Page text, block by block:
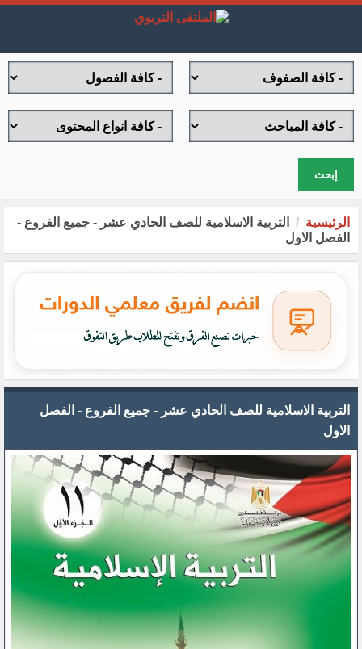
إبحث
الرئيسية
التربية الاسلامية للصف الحادي عشر - جميع الفروع -
الفصل الاول
التربية الاسلامية للصف الحادي عشر - جميع الفروع - الفصل
الاول